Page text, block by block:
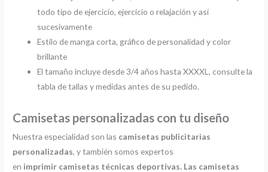
todo tipo de ejercicio, ejercicio o relajación y así
sucesivamente
Estilo de manga corta, gráfico de personalidad y color
brillante
El tamaño incluye desde 3/4 años hasta XXXXL, consulte la
tabla de tallas y medidas antes de su pedido.
Camisetas personalizadas con tu diseño
Nuestra especialidad son las camisetas publicitarias
personalizadas, y también somos expertos
en imprimir camisetas técnicas deportivas. Las camisetas